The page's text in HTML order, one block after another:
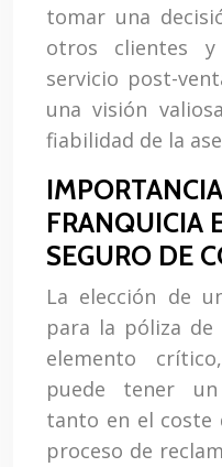
tomar una
otros clientes y
servicio post-
una visión
fiabilidad de la
FRANQUICIA
SEGURO DE
La elección de
para la póliza de
elemento
puede tener
tanto en el coste
proceso de